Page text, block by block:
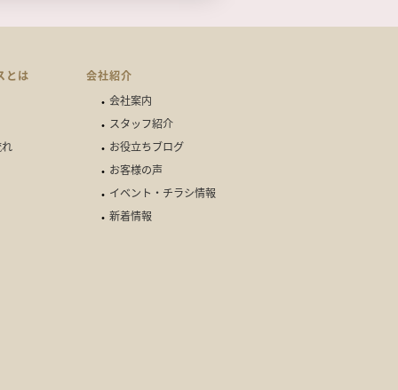
とは
会社紹介
会社案内
スタッフ紹介
お役立ちブログ
お客様の声
イベント・チラシ情報
新着情報